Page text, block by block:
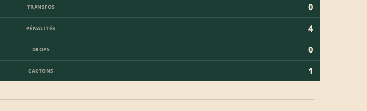
TRANSFOS
0
PÉNALITÉS
4
DROPS
0
CARTONS 1